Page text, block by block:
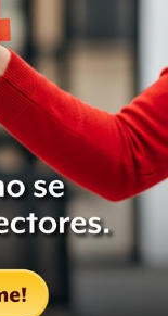
de este
la libre
cilindro de gas
un precio del
sólo se
la industria y el
etapa del año,
la población no
desde que entró
10 por ciento.